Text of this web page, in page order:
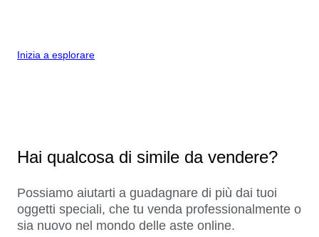
Inizia a esplorare
Hai qualcosa di simile da vendere?
Possiamo aiutarti a guadagnare di più dai tuoi
oggetti speciali, che tu venda professionalmente o
sia nuovo nel mondo delle aste online.